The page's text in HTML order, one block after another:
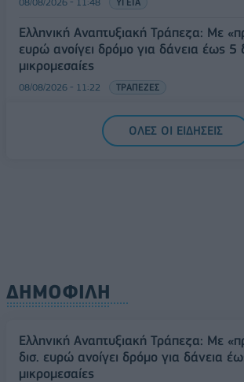
Ελληνική Αναπτυξιακή Τράπεζα: Με
ευρώ ανοίγει δρόμο για δάνεια έως 5
μικρομεσαίες
08/08/2026 - 11:22 ΤΡΑΠΕΖΕΣ
5G παντού, 6G στον ορίζοντα: Πού
Ελλάδα στη μεγάλη τεχνολογική
ΟΛΕΣ ΟΙ ΕΙΔΗΣΕΙΣ
ΔΗΜΟΦΙΛΗ
Ελληνική Αναπτυξιακή Τράπεζα: Με
δισ. ευρώ ανοίγει δρόμο για δάνεια
μικρομεσαίες